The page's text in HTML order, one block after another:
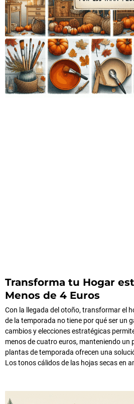
Transforma tu Hogar
Menos de 4 Euros
Con la llegada del otoño, transformar el
de la temporada no tiene por qué ser un
cambios y elecciones estratégicas
menos de cuatro euros, manteniendo
plantas de temporada ofrecen una
Los tonos cálidos de las hojas secas en